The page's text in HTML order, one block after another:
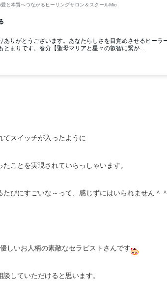
てスイッチが入ったように
ことを実現されていらっしゃいます。
びにすごいな～って、感じずにはいられません＾＾
しいお人柄の素敵なセラピストさんです
していただけると思います。